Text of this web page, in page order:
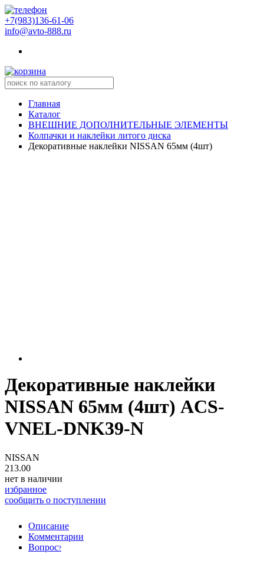
+7(983)136-61-06
info@avto-888.ru
Главная
Каталог
ВНЕШНИЕ ДОПОЛНИТЕЛЬНЫЕ ЭЛЕМЕНТЫ
Колпачки и наклейки литого диска
Декоративные наклейки NISSAN 65мм (4шт)
Декоративные наклейки
NISSAN 65мм (4шт) ACS-
VNEL-DNK39-N
NISSAN
213.00
нет в наличии
избранное
сообщить о поступлении
Описание
Комментарии
Вопрос?